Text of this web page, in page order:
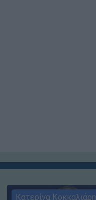
Κατερίνα Κοκκαλιάρη